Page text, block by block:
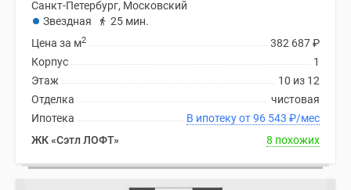
Санкт-Петербург, Московский
Звездная
25 мин.
382 687₽
Цена за м2
1
Корпус
10 из 12
Этаж
чистовая
Отделка
В ипотеку от 96 543 ₽/мес
Ипотека
ЖК «Сэтл ЛОФТ»
8 похожих